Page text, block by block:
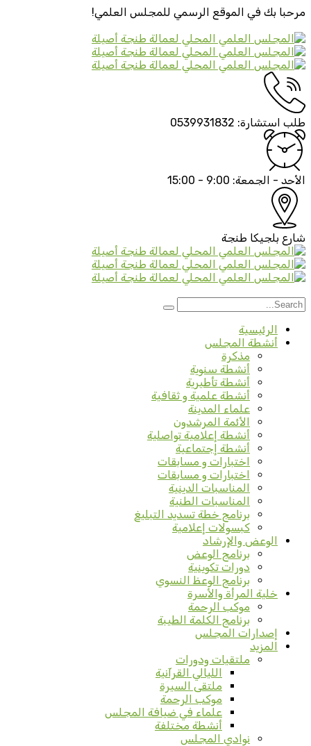
مرحبا بك في الموقع الرسمي للمجلس العلمي!
طلب استشارة: 0539931832
الأحد - الجمعة: 9:00 - 15:00
شارع بلجيكا طنجة
الرئيسية
أنشطة المجلس
مذكرة
أنشطة سنوية
أنشطة تأطيرية
أنشطة علمية و ثقافية
علماء المدينة
الأئمة المرشدون
أنشطة إعلامية تواصلية
أنشطة إجتماعية
اختبارات و مسابقات
اختبارات و مسابقات
المناسبات الدينية
المناسبات الطنية
برنامج خطة تسديد التبليغ
كبسولات إعلامية
الوعض والإرشاد
برنامج الوعض
دورات تكوينية
برنامج الوعظ النسوي
خلية المرأة والأسرة
موكب الرحمة
برنامج الكلمة الطيبة
إصدارات المجلس
المزيد
ملتقيات ودورات
الليالي القرآنية
ملتقى السيرة
موكب الرحمة
علماء في ضيافة المجلس
أنشطة مختلفة
نوادي المجلس